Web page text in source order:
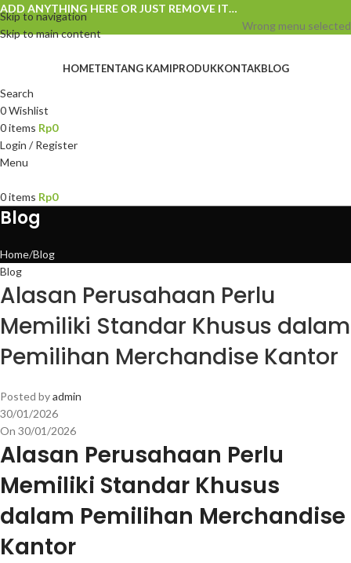
Skip to navigation
Skip to main content
ADD ANYTHING HERE OR JUST REMOVE IT…
Wrong menu selected
HOMETENTANG KAMIPRODUKKONTAKBLOG
Search
0Wishlist
0items Rp0
Login / Register
Menu
0items Rp0
Blog
Home Blog
Blog
Alasan Perusahaan Perlu
Memiliki Standar Khusus dalam
Pemilihan Merchandise Kantor
Posted byadmin
30/01/2026
On 30/01/2026
Alasan Perusahaan Perlu
Memiliki Standar Khusus
dalam Pemilihan Merchandise
Kantor